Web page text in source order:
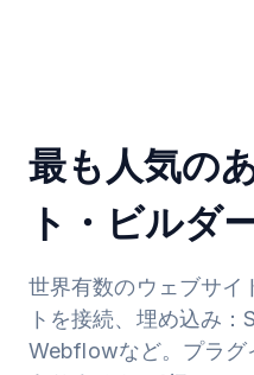
最も人気の
ト・ビルダ
世界有数のウェブサイ
トを接続、埋め込み：
Webflowなど。プラグ